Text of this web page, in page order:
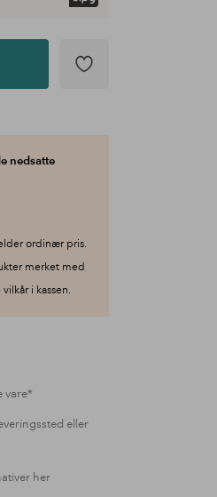
nedsatte
ordinær pris.
merket med
i kassen.
vare*
eller
her